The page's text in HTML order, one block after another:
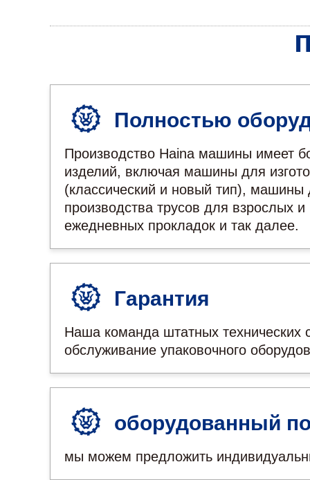
Полностью
Производство Haina машины имеет
изделий, включая машины для
(классический и новый тип),
производства трусов для взрослых
ежедневных прокладок и так далее.
Гарантия
Наша команда штатных технических
обслуживание упаковочного
оборудованный
мы можем предложить